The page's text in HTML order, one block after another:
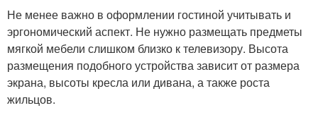
Не менее важно в оформлении гостиной учитывать и
эргономический аспект. Не нужно размещать предметы
мягкой мебели слишком близко к телевизору. Высота
размещения подобного устройства зависит от размера
экрана, высоты кресла или дивана, а также роста
жильцов.